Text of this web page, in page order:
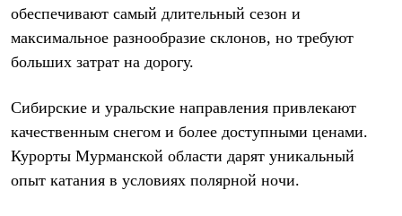
обеспечивают самый длительный сезон и
максимальное разнообразие склонов, но требуют
больших затрат на дорогу.
Сибирские и уральские направления привлекают
качественным снегом и более доступными ценами.
Курорты Мурманской области дарят уникальный
опыт катания в условиях полярной ночи.